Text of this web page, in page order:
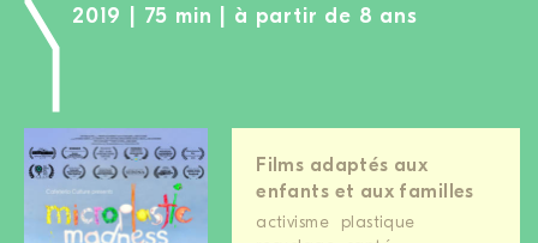
2019 | 75 min | à partir de 8 ans
Films adaptés aux
enfants et aux familles
activisme
plastique